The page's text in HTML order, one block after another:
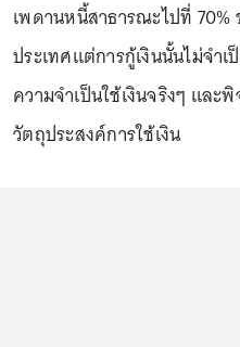
เพดานหนี้สาธารณะไปที่
ประเทศแต่การกู้เงินนั้นไม่จำ
ความจำเป็นใช้เงินจริงๆ และ
วัตถุประสงค์การใช้เงิน